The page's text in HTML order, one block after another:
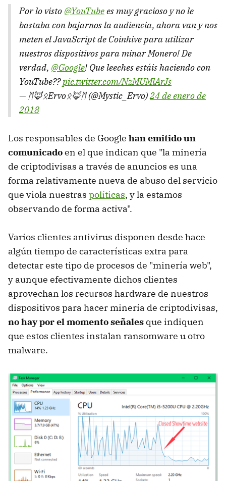
Por lo visto @YouTubees muy gracioso y no le
bastaba con bajarnos la audiencia, ahora van y nos
meten el JavaScript de Coinhive para utilizar
nuestros dispositivos para minar Monero! De
verdad, @Google! Que leeches estáis haciendo con
YouTube??pic.twitter.com/NzMUMlArJs
— ᛗ🦊ᛟErvoᛟ🦊ᛗ (@Mystic_Ervo)24 de enero de
2018
Los responsables de Google han emitido un
comunicadoen el que indican que "la minería
de criptodivisas a través de anuncios es una
forma relativamente nueva de abuso del servicio
que viola nuestras políticas, y la estamos
observando de forma activa".
Varios clientes antivirus disponen desde hace
algún tiempo de características extra para
detectar este tipo de procesos de "minería web",
y aunque efectivamente dichos clientes
aprovechan los recursos hardware de nuestros
dispositivos para hacer minería de criptodivisas,
no hay por el momento señales que indiquen
que estos clientes instalan ransomware u otro
malware.